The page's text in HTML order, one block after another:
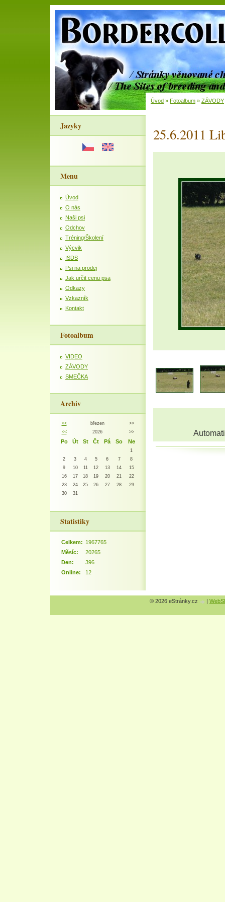
Jazyky
Menu
Úvod
O nás
Naši psi
Odchov
Tréning/Školení
Výcvik
ISDS
Psi na prodej
Jak určit cenu psa
Odkazy
Vzkazník
Kontakt
Fotoalbum
VIDEO
ZÁVODY
SMEČKA
Archiv
<< březen
>>
<<
2026 >>
Po Út St Čt Pá So Ne
1
2
3 4 5 6 7
8
9
10 11 12 13 14
15
16
17 18 19 20 21
22
23
24 25 26 27 28
29
30
31
Statistiky
Online: 12
Celkem: 1967765
Měsíc:
20265
Den:
396
Úvod » Fotoalbum » ZÁVODY
25.6.2011
© 2026 eStránky.cz |